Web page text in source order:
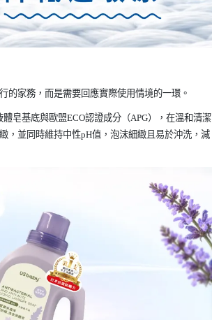
的家務，而是需要回應實際使用情境的一環。
皂基底與歐盟ECO認證成分（APG），在溫和清潔
，並同時維持中性pH值，泡沫細緻且易於沖洗，減